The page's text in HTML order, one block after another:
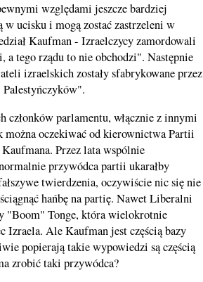
względami jeszcze bardziej
w ucisku i mogą zostać zastrzeleni w
Kaufman - Izraelczycy zamordowali
tego rządu to nie obchodzi". Następnie
izraelskich zostały sfabrykowane przez
członków parlamentu, włącznie z innymi
można oczekiwać od kierownictwa Partii
Przez lata wspólnie
przywódca partii ukarałby
twierdzenia, oczywiście nic się nie
hańbę na partię. Nawet Liberalni
"Boom" Tonge, która wielokrotnie
Izraela. Ale Kaufman jest częścią bazy
popierają takie wypowiedzi są częścią
zrobić taki przywódca?